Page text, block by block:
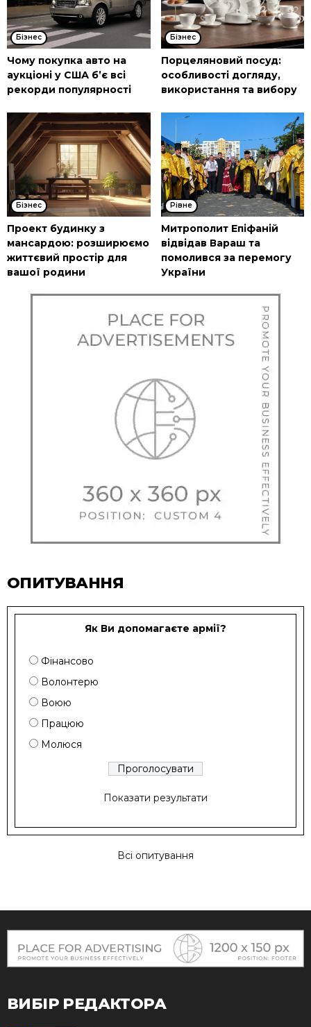
Бізнес
Чому покупка авто на
аукціоні у США б’є всі
рекорди популярності
Бізнес
Порцеляновий посуд:
особливості догляду,
використання та вибору
Бізнес
Проект будинку з
мансардою: розширюємо
життєвий простір для
вашої родини
Рівне
Митрополит Епіфаній
відвідав Вараш та
помолився за перемогу
України
ОПИТУВАННЯ
Як Ви допомагаєте армії?
Фінансово
Волонтерю
Воюю
Працюю
Молюся
Показати результати
Всі опитування
ВИБІР РЕДАКТОРА